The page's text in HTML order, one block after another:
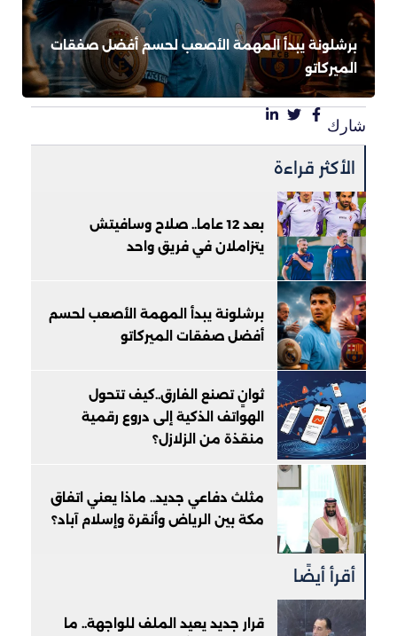
برشلونة يبدأ المهمة الأصعب لحسم أفضل صفقات
الميركاتو
شارك
الأكثر قراءة
بعد 12 عاما.. صلاح وسافيتش
يتزاملان في فريق واحد
برشلونة يبدأ المهمة الأصعب لحسم
أفضل صفقات الميركاتو
ثوانٍ تصنع الفارق..كيف تتحول
الهواتف الذكية إلى دروع رقمية
منقذة من الزلازل؟
مثلث دفاعي جديد.. ماذا يعني اتفاق
مكة بين الرياض وأنقرة وإسلام آباد؟
أقرأ أيضًا
قرار جديد يعيد الملف للواجهة.. ما